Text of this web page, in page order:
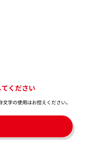
ください
字の使用はお控えください。​